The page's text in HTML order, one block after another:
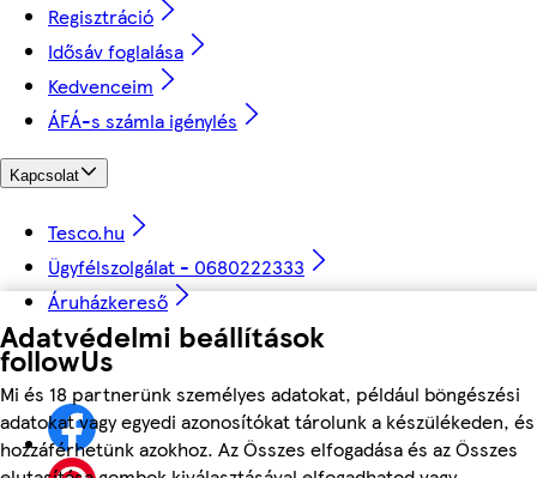
Adatvédelmi beállítások
Mi és 18 partnerünk személyes adatokat, például böngészési
adatokat vagy egyedi azonosítókat tárolunk a készülékeden, és
hozzáférhetünk azokhoz. Az Összes elfogadása és az Összes
Regisztráció
Idősáv foglalása
Kedvenceim
ÁFÁ-s számla igénylés
Kapcsolat
Tesco.hu
Ügyfélszolgálat - 0680222333
Áruházkereső
followUs